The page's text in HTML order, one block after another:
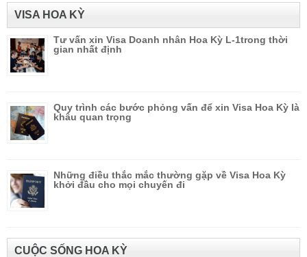
VISA HOA KỲ
Tư vấn xin Visa Doanh nhân Hoa Kỳ L-1trong thời
gian nhất định
Quy trình các bước phỏng vấn để xin Visa Hoa Kỳ là
khâu quan trọng
Những điều thắc mắc thường gặp về Visa Hoa Kỳ
khởi đầu cho mọi chuyến đi
CUỘC SỐNG HOA KỲ